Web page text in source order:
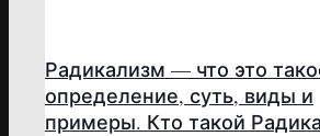
Радикализм — что это
определение, суть, виды и
примеры. Кто такой